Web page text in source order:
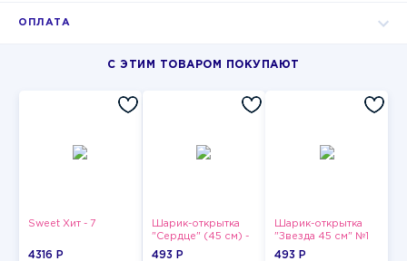
ОПЛАТА
С ЭТИМ ТОВАРОМ ПОКУПАЮТ
Sweet Хит - 7
4316 P
Шарик-открытка
"Сердце" (45 см) -
2
493 P
Шарик-открытка
"Звезда 45 см" №1
493 P